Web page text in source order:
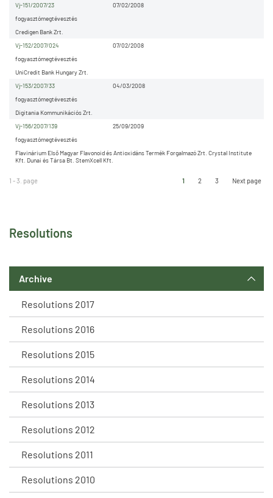
Resolutions
Archive
Resolutions 2017
Resolutions 2016
Resolutions 2015
Resolutions 2014
Resolutions 2013
Resolutions 2012
Resolutions 2011
Resolutions 2010
07/02/2008
Vj-151/2007/23
Credigen Bank Zrt.
fogyasztómegtévesztés
07/02/2008
Vj-152/2007/024
UniCredit Bank Hungary Zrt.
fogyasztómegtévesztés
04/03/2008
Vj-153/2007/33
Digitania Kommunikációs Zrt.
fogyasztómegtévesztés
25/09/2009
Vj-156/2007/139
Flavinárium Első Magyar Flavonoid és Antioxidáns Termék Forgalmazó Zrt. Crystal Institute
Kft. Dunai és Társa Bt. StemXcell Kft.
fogyasztómegtévesztés
1 - 3. page 1 2 3 Next page